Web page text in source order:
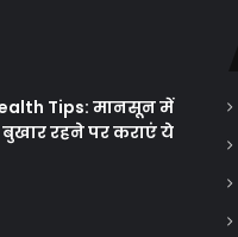
Tips: मानसून में
रहने पर कराएं ये